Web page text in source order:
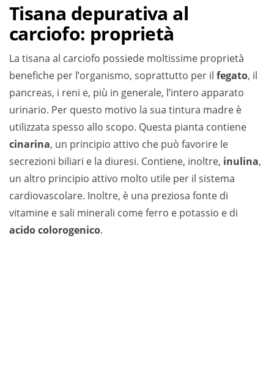
Tisana depurativa al
carciofo: proprietà
La tisana al carciofo possiede moltissime proprietà
benefiche per l’organismo, soprattutto per il fegato, il
pancreas, i reni e, più in generale, l’intero apparato
urinario. Per questo motivo la sua tintura madre è
utilizzata spesso allo scopo. Questa pianta contiene
cinarina, un principio attivo che può favorire le
secrezioni biliari e la diuresi. Contiene, inoltre, inulina,
un altro principio attivo molto utile per il sistema
cardiovascolare. Inoltre, è una preziosa fonte di
vitamine e sali minerali come ferro e potassio e di
acido colorogenico.